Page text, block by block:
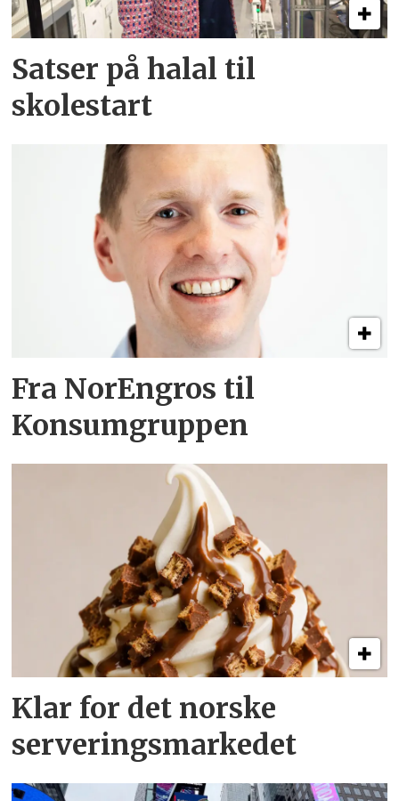
Satser på halal til
skolestart
Fra NorEngros til
Konsumgruppen
Klar for det norske
serveringsmarkedet